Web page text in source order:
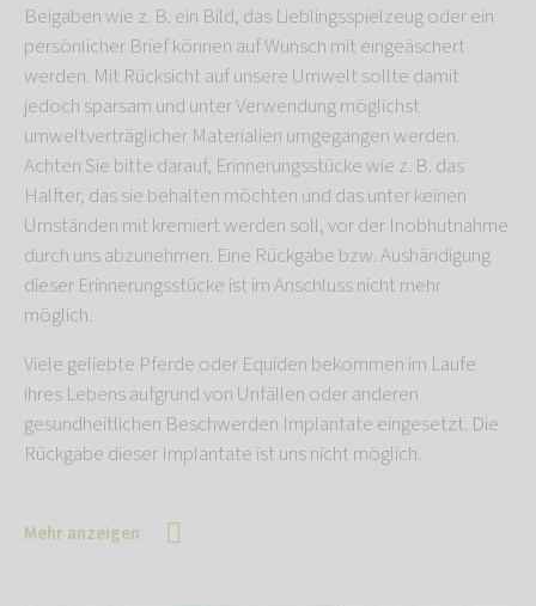
Beigaben wie z. B. ein Bild, das Lieblingsspielzeug oder ein
persönlicher Brief können auf Wunsch mit eingeäschert
werden. Mit Rücksicht auf unsere Umwelt sollte damit
jedoch sparsam und unter Verwendung möglichst
umweltverträglicher Materialien umgegangen werden.
Achten Sie bitte darauf, Erinnerungsstücke wie z. B. das
Halfter, das sie behalten möchten und das unter keinen
Umständen mit kremiert werden soll, vor der Inobhutnahme
durch uns abzunehmen. Eine Rückgabe bzw. Aushändigung
dieser Erinnerungsstücke ist im Anschluss nicht mehr
möglich.
Viele geliebte Pferde oder Equiden bekommen im Laufe
ihres Lebens aufgrund von Unfällen oder anderen
gesundheitlichen Beschwerden Implantate eingesetzt. Die
Rückgabe dieser Implantate ist uns nicht möglich.
Mehr anzeigen